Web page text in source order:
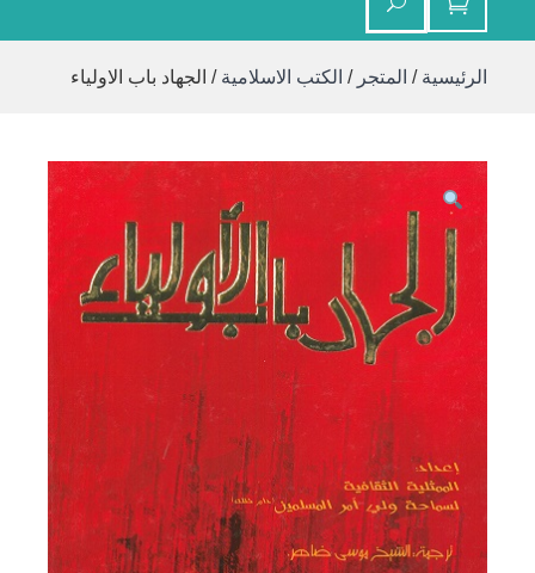
الرئيسية / المتجر / الكتب الاسلامية / الجهاد باب الاولياء